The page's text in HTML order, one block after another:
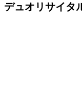
デュオリサイタ